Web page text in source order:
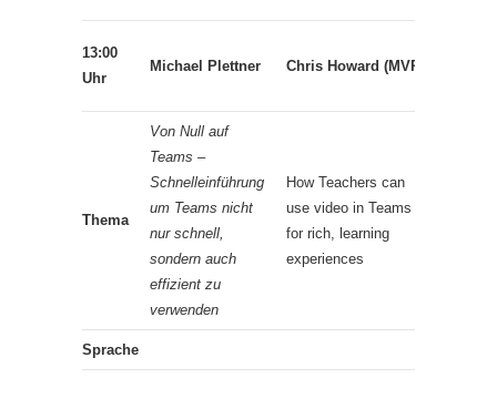
13:00
Uhr
Michael Plettner Chris Howard (MVP)
Thema
Von Null auf
Teams –
Schnelleinführung
um Teams nicht
nur schnell,
sondern auch
effizient zu
verwenden
How Teachers can
use video in Teams
for rich, learning
experiences
Sprache